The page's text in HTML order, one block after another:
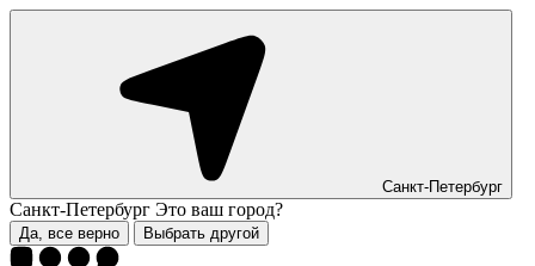
Санкт-Петербург
Санкт-Петербург Это ваш город?
Да, все верно Выбрать другой